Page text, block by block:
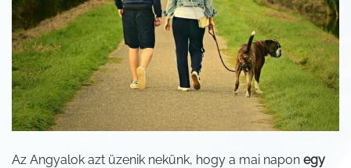
Az Angyalok azt üzenik nekünk, hogy a mai napon egy